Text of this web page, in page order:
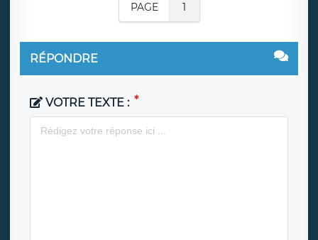
PAGE 1
RÉPONDRE
VOTRE TEXTE :